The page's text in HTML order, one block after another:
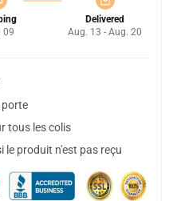
09
Delivered
Aug. 13 - Aug. 20
porte
tous les colis
le produit n'est pas reçu